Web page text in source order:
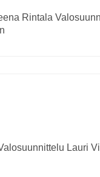
Rintala
Lauri